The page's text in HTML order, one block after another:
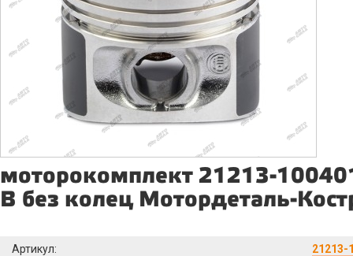
моторокомплект 21213-
B без колец Мотордеталь-
Артикул:
21213-